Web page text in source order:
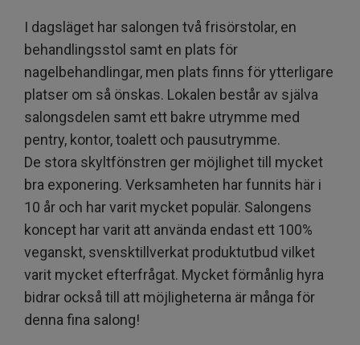
I dagsläget har salongen två frisörstolar, en
behandlingsstol samt en plats för
nagelbehandlingar, men plats finns för ytterligare
platser om så önskas. Lokalen består av själva
salongsdelen samt ett bakre utrymme med
pentry, kontor, toalett och pausutrymme.
De stora skyltfönstren ger möjlighet till mycket
bra exponering. Verksamheten har funnits här i
10 år och har varit mycket populär. Salongens
koncept har varit att använda endast ett 100%
veganskt, svensktillverkat produktutbud vilket
varit mycket efterfrågat. Mycket förmånlig hyra
bidrar också till att möjligheterna är många för
denna fina salong!